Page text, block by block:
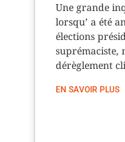
Une grande
lorsqu’ a été
élections
suprémaciste,
dérèglement
EN SAVOIR PLUS